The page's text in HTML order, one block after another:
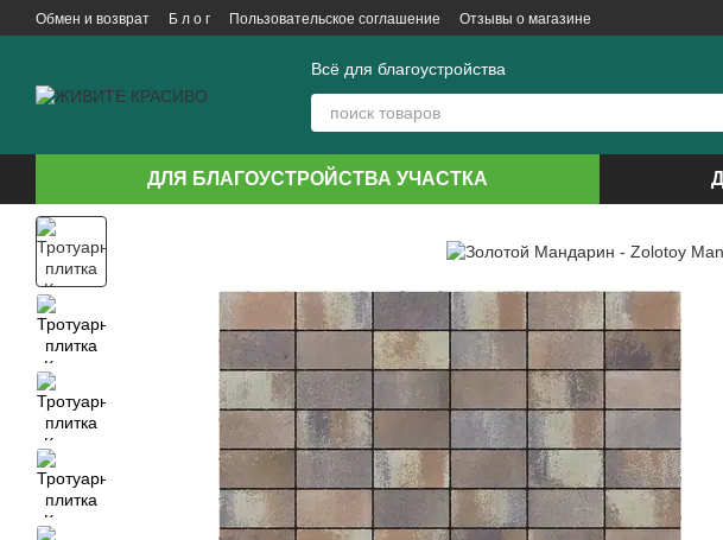
Перейти к основному контенту
Обмен и возврат Б л о г Пользовательское соглашение Отзывы о магазине
Всё для благоустройства
ДЛЯ БЛАГОУСТРОЙСТВА УЧАСТКА